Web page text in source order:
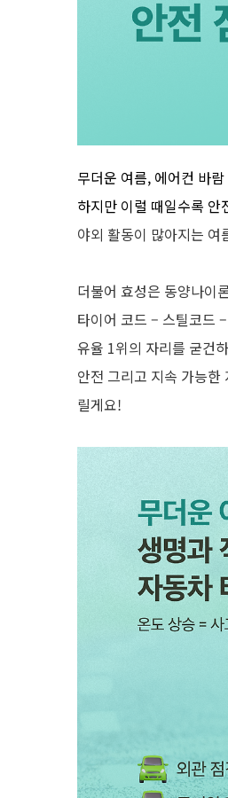
무더운 여름, 에어컨 바
하지만 이럴 때일수록
야외 활동이 많아지는 여
더불어 효성은 동양나이
타이어 코드 – 스틸코드 –
유율 1위의 자리를 굳건
안전 그리고 지속 가능
릴게요!